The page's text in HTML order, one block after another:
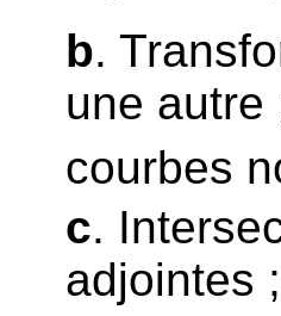
b.
une autre
courbes
c.
adjointes